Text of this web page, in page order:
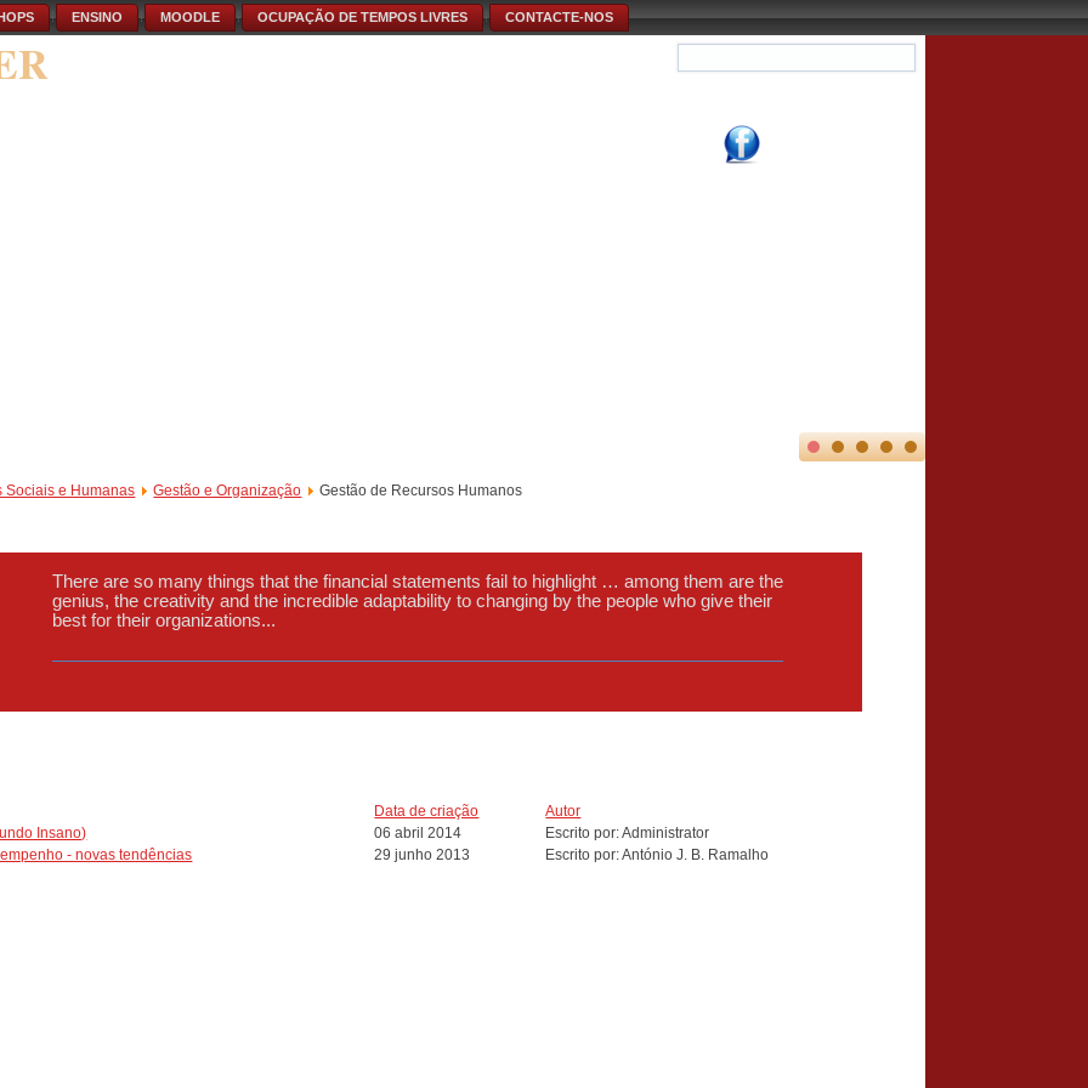
ENSINO MOODLE OCUPAÇÃO DE TEMPOS LIVRES CONTACTE-NOS
Sociais e Humanas Gestão e Organização Gestão de Recursos Humanos
There are so many things that the financial statements fail to highlight … among them are the
genius, the creativity and the incredible adaptability to changing by the people who give their
best for their organizations...
Data de criação
Autor
Insano)
06 abril 2014
Escrito por: Administrator
- novas tendências
29 junho 2013 Escrito por: António J. B. Ramalho